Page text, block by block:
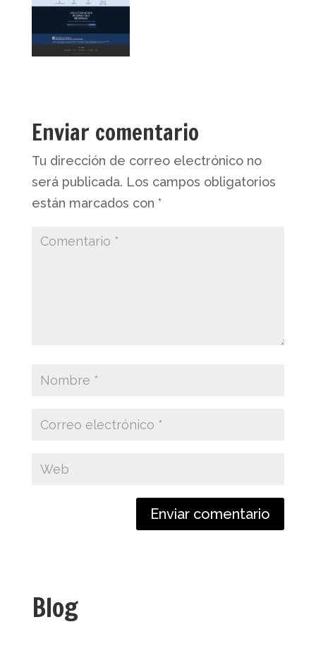
Enviar comentario
Tu dirección de correo electrónico no
será publicada. Los campos obligatorios
están marcados con *
Blog